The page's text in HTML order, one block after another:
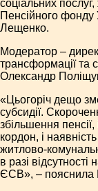
соціальних
Пенсійного фонду
Лещенко.
Модератор –
трансформації та
Олександр
«Цьогоріч дещо
субсидії.
збільшення
кордон, і
житлово-
в разі
ЄСВ», – пояснила